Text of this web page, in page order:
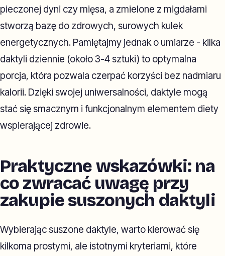
pieczonej dyni czy mięsa, a zmielone z migdałami
stworzą bazę do zdrowych, surowych kulek
energetycznych. Pamiętajmy jednak o umiarze - kilka
daktyli dziennie (około 3-4 sztuki) to optymalna
porcja, która pozwala czerpać korzyści bez nadmiaru
kalorii. Dzięki swojej uniwersalności, daktyle mogą
stać się smacznym i funkcjonalnym elementem diety
wspierającej zdrowie.
Praktyczne wskazówki: na
co zwracać uwagę przy
zakupie suszonych daktyli
Wybierając suszone daktyle, warto kierować się
kilkoma prostymi, ale istotnymi kryteriami, które